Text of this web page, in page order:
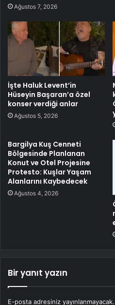
Ağustos 7, 2026
İşte Haluk Levent’in
Hüseyin Başaran’a özel
konser verdiği anlar
Ağustos 5, 2026
Bargilya Kuş Cenneti
Bölgesinde Planlanan
Konut ve Otel Projesine
Protesto: Kuşlar Yaşam
Alanlarını Kaybedecek
Ağustos 4, 2026
Bir yanıt yazın
E-posta adresiniz yayınlanmayacak.